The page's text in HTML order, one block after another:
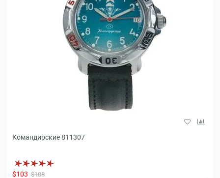
Командирские 811307
$103 $108